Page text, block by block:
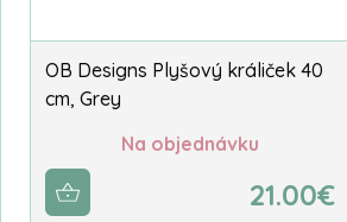
OB Designs Plyšový králiček 40
cm, Grey
Na objednávku
21.00€